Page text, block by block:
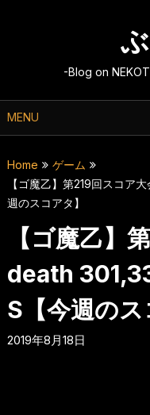
-Blog on
MENU
Home
ゲーム
【ゴ魔乙】第219回スコア
週のスコアタ】
【ゴ魔乙】
death
S【今週のス
2019年8月18日